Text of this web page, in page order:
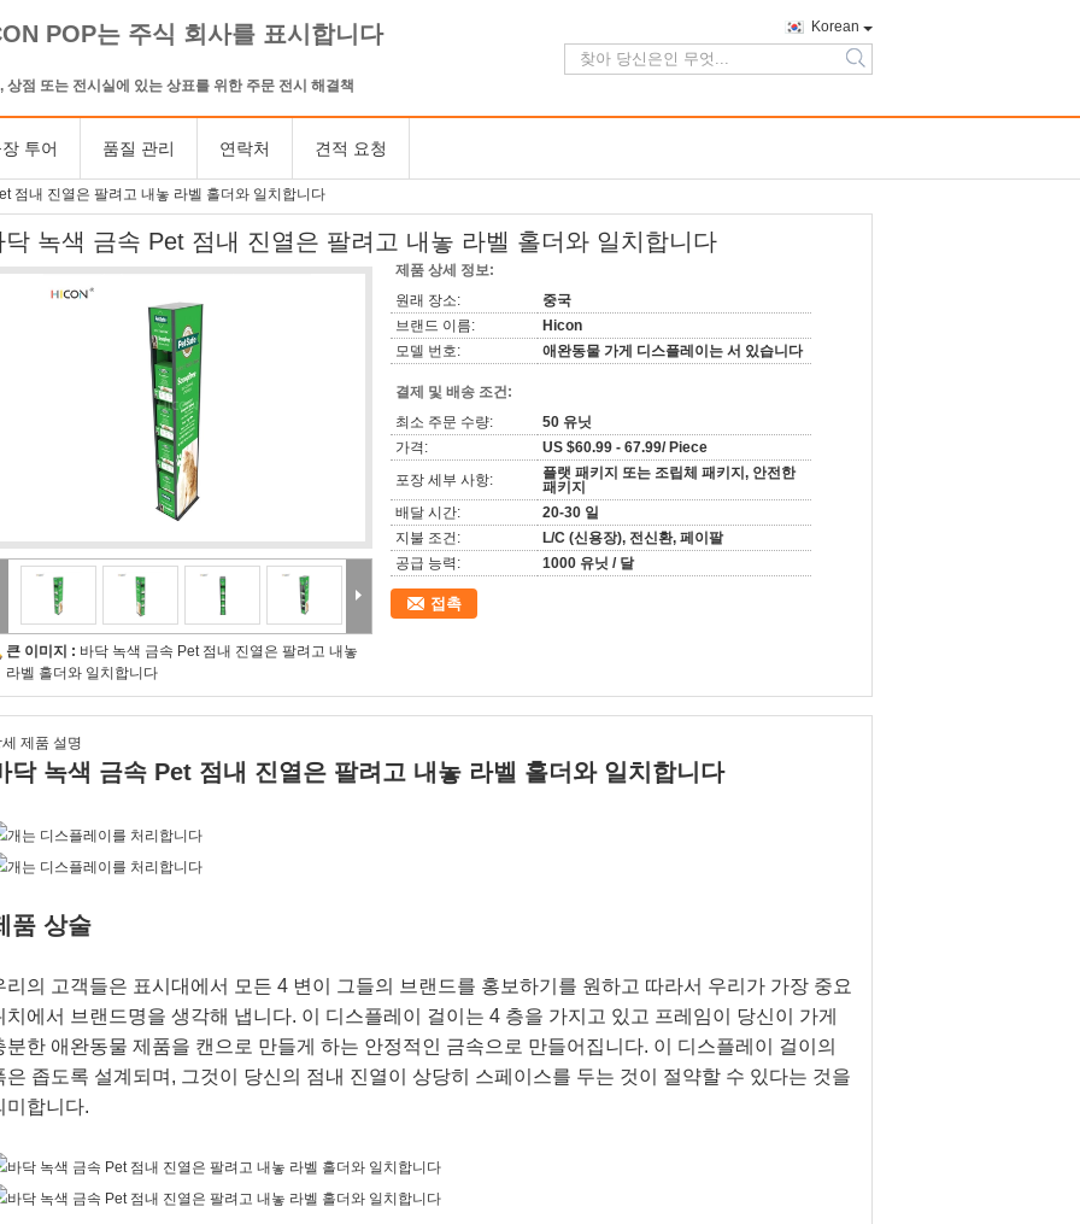
POP는 주식 회사를 표시합니다
상점 또는 전시실에 있는 상표를 위한 주문 전시 해결책
Korean
search
투어 품질 관리 연락처 견적 요청
점내 진열은 팔려고 내놓 라벨 홀더와 일치합니다
닥 녹색 금속 Pet 점내 진열은 팔려고 내놓 라벨 홀더와 일치합니다
큰 이미지 : 바닥 녹색 금속 Pet 점내 진열은 팔려고 내놓
라벨 홀더와 일치합니다
제품 상세 정보:
원래 장소:
중국
브랜드 이름:
Hicon
모델 번호:
애완동물 가게 디스플레이는 서 있습니다
결제 및 배송 조건:
최소 주문 수량:
50 유닛
가격:
US $60.99 - 67.99/ Piece
포장 세부 사항:
플랫 패키지 또는 조립체 패키지, 안전한
패키지
배달 시간:
20-30 일
지불 조건:
L/C (신용장), 전신환, 페이팔
공급 능력:
1000 유닛 / 달
접촉
제품 설명
닥 녹색 금속 Pet 점내 진열은 팔려고 내놓 라벨 홀더와 일치합니다
품 상술
리의 고객들은 표시대에서 모든 4 변이 그들의 브랜드를 홍보하기를 원하고 따라서 우리가 가장 중요
치에서 브랜드명을 생각해 냅니다. 이 디스플레이 걸이는 4 층을 가지고 있고 프레임이 당신이 가게
분한 애완동물 제품을 캔으로 만들게 하는 안정적인 금속으로 만들어집니다. 이 디스플레이 걸이의
은 좁도록 설계되며, 그것이 당신의 점내 진열이 상당히 스페이스를 두는 것이 절약할 수 있다는 것을
미합니다.